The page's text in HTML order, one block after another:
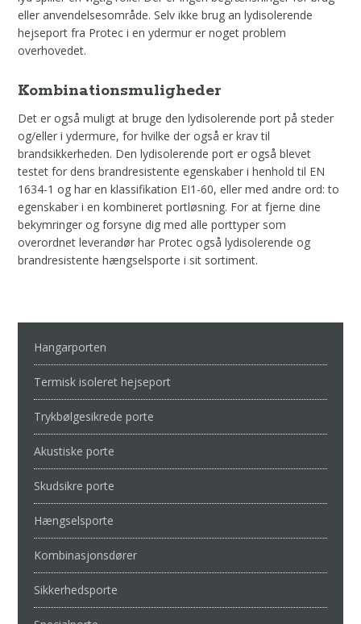
eller anvendelsesområde. Selv ikke brug an lydisolerende
hejseport fra Protec i en ydermur er noget problem
overhovedet.
Kombinationsmuligheder
Det er også muligt at bruge den lydisolerende port på steder
og/eller i ydermure, for hvilke der også er krav til
brandsikkerheden. Den lydisolerende port er også blevet
testet for dens brandresistente egenskaber i henhold til EN
1634-1 og har en klassifikation EI1-60, eller med andre ord: to
egenskaber i en kombineret portløsning. For at fjerne dine
bekymringer og forsyne dig med alle porttyper som
overordnet leverandør har Protec også lydisolerende og
brandresistente hængselsporte i sit sortiment.
Hangarporten
Termisk isoleret hejseport
Trykbølgesikrede porte
Akustiske porte
Skudsikre porte
Hængselsporte
Kombinasjonsdører
Sikkerhedsporte